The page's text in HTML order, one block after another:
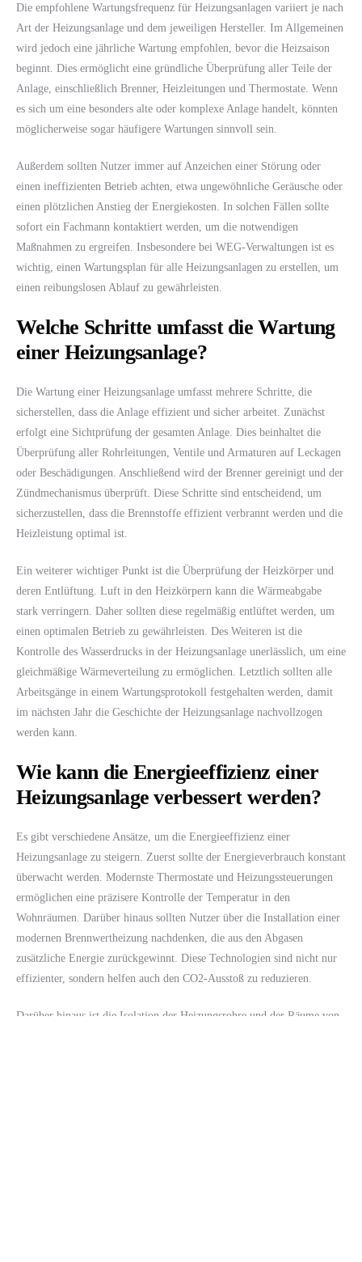
Die empfohlene Wartungsfrequenz für Heizungsanlagen variiert je nach
Art der Heizungsanlage und dem jeweiligen Hersteller. Im Allgemeinen
wird jedoch eine jährliche Wartung empfohlen, bevor die Heizsaison
beginnt. Dies ermöglicht eine gründliche Überprüfung aller Teile der
Anlage, einschließlich Brenner, Heizleitungen und Thermostate. Wenn
es sich um eine besonders alte oder komplexe Anlage handelt, könnten
möglicherweise sogar häufigere Wartungen sinnvoll sein.
Außerdem sollten Nutzer immer auf Anzeichen einer Störung oder
einen ineffizienten Betrieb achten, etwa ungewöhnliche Geräusche oder
einen plötzlichen Anstieg der Energiekosten. In solchen Fällen sollte
sofort ein Fachmann kontaktiert werden, um die notwendigen
Maßnahmen zu ergreifen. Insbesondere bei WEG-Verwaltungen ist es
wichtig, einen Wartungsplan für alle Heizungsanlagen zu erstellen, um
einen reibungslosen Ablauf zu gewährleisten.
Welche Schritte umfasst die Wartung
einer Heizungsanlage?
Die Wartung einer Heizungsanlage umfasst mehrere Schritte, die
sicherstellen, dass die Anlage effizient und sicher arbeitet. Zunächst
erfolgt eine Sichtprüfung der gesamten Anlage. Dies beinhaltet die
Überprüfung aller Rohrleitungen, Ventile und Armaturen auf Leckagen
oder Beschädigungen. Anschließend wird der Brenner gereinigt und der
Zündmechanismus überprüft. Diese Schritte sind entscheidend, um
sicherzustellen, dass die Brennstoffe effizient verbrannt werden und die
Heizleistung optimal ist.
Ein weiterer wichtiger Punkt ist die Überprüfung der Heizkörper und
deren Entlüftung. Luft in den Heizkörpern kann die Wärmeabgabe
stark verringern. Daher sollten diese regelmäßig entlüftet werden, um
einen optimalen Betrieb zu gewährleisten. Des Weiteren ist die
Kontrolle des Wasserdrucks in der Heizungsanlage unerlässlich, um eine
gleichmäßige Wärmeverteilung zu ermöglichen. Letztlich sollten alle
Arbeitsgänge in einem Wartungsprotokoll festgehalten werden, damit
im nächsten Jahr die Geschichte der Heizungsanlage nachvollzogen
werden kann.
Wie kann die Energieeffizienz einer
Heizungsanlage verbessert werden?
Es gibt verschiedene Ansätze, um die Energieeffizienz einer
Heizungsanlage zu steigern. Zuerst sollte der Energieverbrauch konstant
überwacht werden. Modernste Thermostate und Heizungssteuerungen
ermöglichen eine präzisere Kontrolle der Temperatur in den
Wohnräumen. Darüber hinaus sollten Nutzer über die Installation einer
modernen Brennwertheizung nachdenken, die aus den Abgasen
zusätzliche Energie zurückgewinnt. Diese Technologien sind nicht nur
effizienter, sondern helfen auch den CO2-Ausstoß zu reduzieren.
Darüber hinaus ist die Isolation der Heizungsrohre und der Räume von